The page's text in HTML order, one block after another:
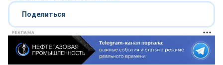
Поделиться
РЕКЛАМА